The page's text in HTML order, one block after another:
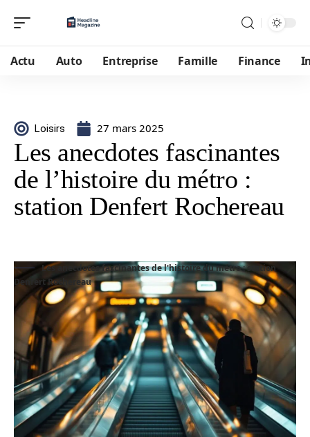
Actu Auto Entreprise Famille Finance
Loisirs 27 mars 2025
Les anecdotes fascinantes
de l’histoire du métro :
station Denfert Rochereau
Les anecdotes fascinantes de l'histoire du métro : station
Denfert Rochereau